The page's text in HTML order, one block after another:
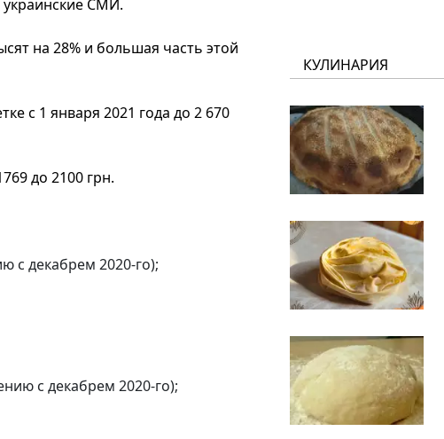
украинские СМИ.
на 28% и большая часть этой
с 1 января 2021 года до 2 670
до 2100 грн.
с декабрем 2020-го);
с декабрем 2020-го);
КУЛИНАРИЯ